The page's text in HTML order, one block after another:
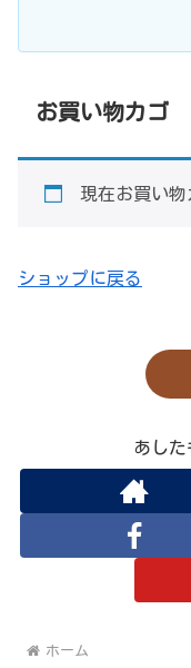
お買い物カゴ
現在お買い物
ショップに戻る
あした
ホーム